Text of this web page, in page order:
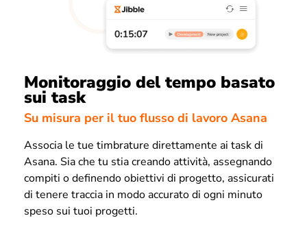
Monitoraggio del tempo basato
sui task
Su misura per il tuo flusso di lavoro Asana
Associa le tue timbrature direttamente ai task di
Asana. Sia che tu stia creando attività, assegnando
compiti o definendo obiettivi di progetto, assicurati
di tenere traccia in modo accurato di ogni minuto
speso sui tuoi progetti.